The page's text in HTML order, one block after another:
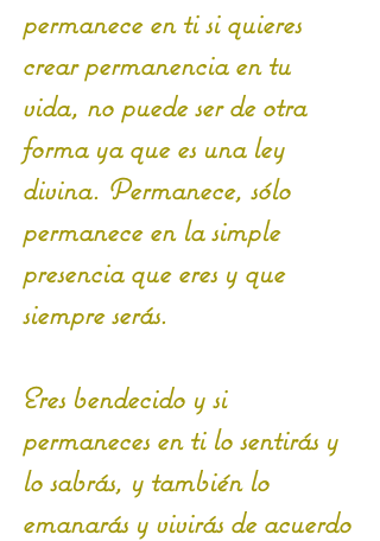
permanece en ti si quieres
crear permanencia en tu
vida, no puede ser de otra
forma ya que es una ley
divina. Permanece, sólo
permanece en la simple
presencia que eres y que
siempre serás.
Eres bendecido y si
permaneces en ti lo sentirás y
lo sabrás, y también lo
emanarás y vivirás de acuerdo